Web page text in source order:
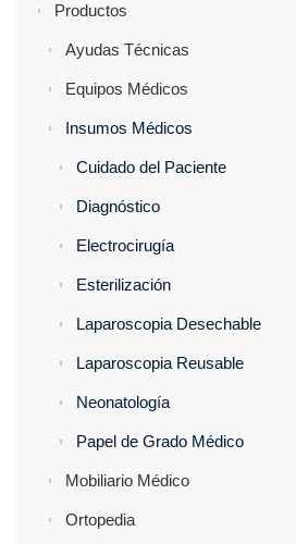
Productos
Ayudas Técnicas
Equipos Médicos
Insumos Médicos
Cuidado del Paciente
Diagnóstico
Electrocirugía
Esterilización
Laparoscopia Desechable
Laparoscopia Reusable
Neonatología
Papel de Grado Médico
Mobiliario Médico
Ortopedia